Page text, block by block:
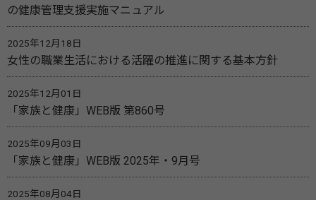
の健康管理支援実施マニュアル
2025年12月18日
女性の職業生活における活躍の推進に関する基本方針
2025年12月01日
「家族と健康」WEB版 第860号
2025年09月03日
「家族と健康」WEB版 2025年・9月号
2025年08月04日